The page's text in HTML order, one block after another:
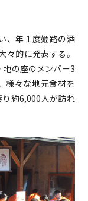
、年１度姫路の酒
的に発表する。
の座のメンバー3
様々な地元食材を
約6,000人が訪れ